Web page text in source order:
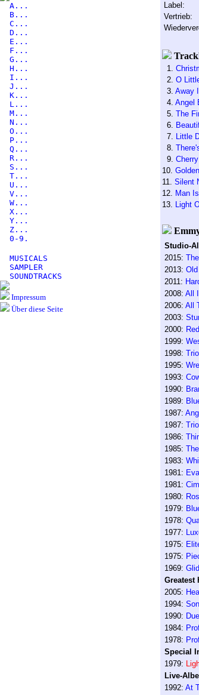
Label:
Vertrieb:
1.
2. O
3. Away
4. Angel
5. The
6.
7. Little
8.
9.
10.
11. Silent
12. Man
13. Light
Studio-
2015:
2013:
2011:
2008: All
2006: All
2003:
2000:
1999:
1998:
1995:
1993:
1990:
1989:
1987:
1987:
1986:
1985:
1983:
1981:
1981:
1980:
1979:
1978:
1977:
1975:
1975:
1969:
Greatest
2005:
1994:
1990:
1984:
1978:
Special
1979:
Live-
1992: At
A...
B...
C...
D...
E...
F...
G...
H...
I...
J...
K...
L...
M...
N...
O...
P...
Q...
R...
S...
T...
U...
V...
W...
X...
Y...
Z...
0-9.
MUSICALS
SAMPLER
SOUNDTRACKS
Impressum
Über diese Seite